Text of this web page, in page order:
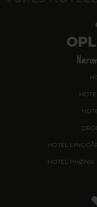
HOTEL
HOTEL PHØNIX